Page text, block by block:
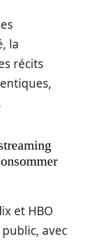
la
récits
et HBO
avec